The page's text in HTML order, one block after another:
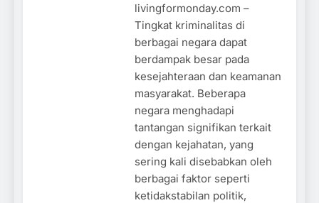
livingformonday.com –
Tingkat kriminalitas di
berbagai negara dapat
berdampak besar pada
kesejahteraan dan keamanan
masyarakat. Beberapa
negara menghadapi
tantangan signifikan terkait
dengan kejahatan, yang
sering kali disebabkan oleh
berbagai faktor seperti
ketidakstabilan politik,